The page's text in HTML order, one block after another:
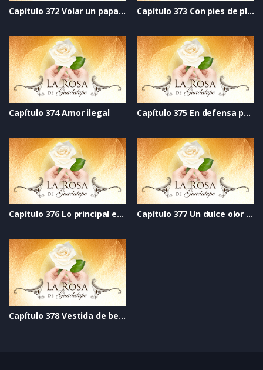
Capítulo 372 Volar un papalote Capítulo 373 Con pies de plomo
Capítulo 374 Amor ilegal Capítulo 375 En defensa propia
Capítulo 376 Lo principal en la vida Capítulo 377 Un dulce olor a rosas
Capítulo 378 Vestida de besos